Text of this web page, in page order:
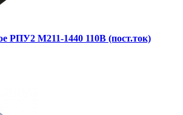
РПУ2 М211-1440 110В (пост.ток)